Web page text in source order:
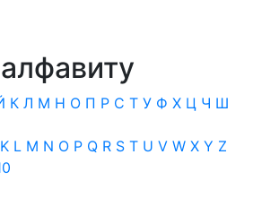
К Л М Н О П Р С Т У Ф Х Ц Ч Ш
K L M N O P Q R S T U V W X Y Z